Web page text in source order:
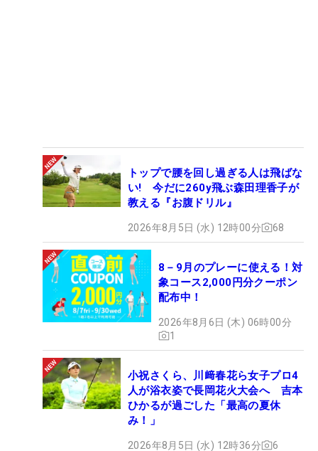
トップで腰を回し過ぎる人は飛ばな
い! 今だに260y飛ぶ森田理香子が
教える『お腹ドリル』
2026年8月5日 (水) 12時00分 68
8－9月のプレーに使える！対
象コース2,000円分クーポン
配布中！
2026年8月6日 (木) 06時00分
1
小祝さくら、川﨑春花ら女子プロ4
人が浴衣姿で長岡花火大会へ 吉本
ひかるが過ごした「最高の夏休
み！」
2026年8月5日 (水) 12時36分 6